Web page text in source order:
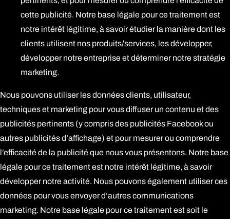
cette publicité. Notre base légale pour ce traitement est
notre intérêt légitime, à savoir étudier la manière dont les
clients utilisent nos produits/services, les développer,
développer notre entreprise et déterminer notre stratégie
marketing.
Nous pouvons utiliser les données clients, utilisateur,
techniques et marketing pour vous diffuser un contenu et des
publicités pertinents (y compris des publicités Facebook ou
autres publicités d’affichage) et pour mesurer ou comprendre
l’efficacité de la publicité que nous vous présentons. Notre base
légale pour ce traitement est notre intérêt légitime, à savoir
développer notre activité. Nous pouvons également utiliser ces
données pour vous envoyer d’autres communications
marketing. Notre base légale pour ce traitement est soit le